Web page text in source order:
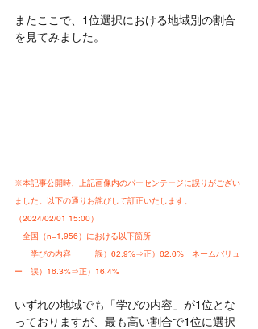
またここで、1位選択における地域別の割合
を見てみました。
※本記事公開時、上記画像内のパーセンテージに誤りがござい
ました。以下の通りお詫びして訂正いたします。
（2024/02/01 15:00）
全国（n=1,956）における以下箇所
学びの内容　　　誤）62.9%⇒正）62.6%　ネームバリュ
ー　誤）16.3%⇒正）16.4%
いずれの地域でも「学びの内容」が1位とな
っておりますが、最も高い割合で1位に選択